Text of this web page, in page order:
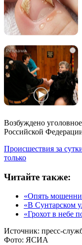
i
Возбуждено
Российской
Происшествия за
только
Читайте также:
«Опять
«В Сунтарском
«Грохот в небе
Источник: пресс-
Фото: ЯСИА